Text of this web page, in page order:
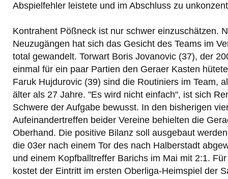
Abspielfehler leistete und im Abschluss zu
Kontrahent Pößneck ist nur schwer einzuschätzen.
Neuzugängen hat sich das Gesicht des Teams im
total gewandelt. Torwart Boris Jovanovic (37), der
einmal für ein paar Partien den Geraer Kasten
Faruk Hujdurovic (39) sind die Routiniers im Team,
älter als 27 Jahre. "Es wird nicht einfach", ist sich
Schwere der Aufgabe bewusst. In den bisherigen
Aufeinandertreffen beider Vereine behielten die
Oberhand. Die positive Bilanz soll ausgebaut
die 03er nach einem Tor des nach Halberstadt
und einem Kopfballtreffer Barichs im Mai mit 2:1.
kostet der Eintritt im ersten Oberliga-Heimspiel der